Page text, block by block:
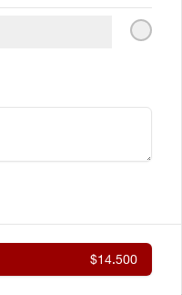
neoyorkino, acompañado
acompañamientos y
$14.500